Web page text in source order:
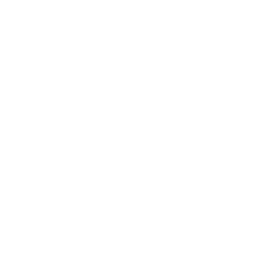
ist zurzeit nicht verfügbar.)